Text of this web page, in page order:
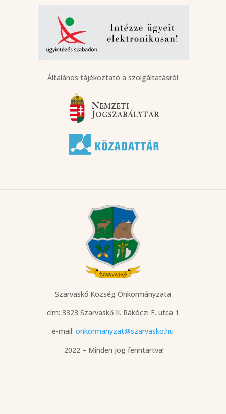
Általános tájékoztató a szolgáltatásról
Szarvaskő Község Önkormányzata
cím: 3323 Szarvaskő II. Rákóczi F. utca 1
e-mail:onkormanyzat@szarvasko.hu
2022 – Minden jog fenntartva!